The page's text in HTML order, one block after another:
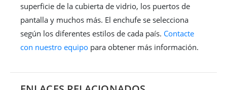
superficie de la cubierta de vidrio, los puertos de
pantalla y muchos más. El enchufe se selecciona
según los diferentes estilos de cada país. Contacte
con nuestro equipo para obtener más información.